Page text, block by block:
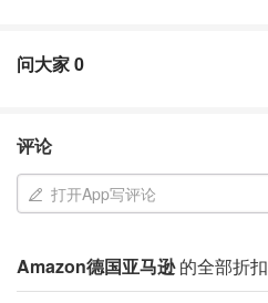
问大家0
评论
打开App写评论
Amazon德国亚马逊的全部折扣